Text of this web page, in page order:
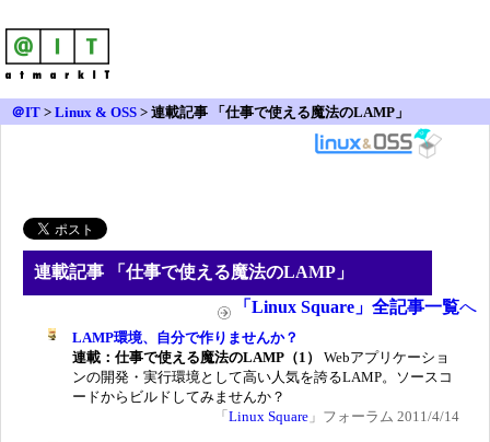
＠IT > Linux & OSS > 連載記事 「仕事で使える魔法のLAMP」
連載記事 「 仕事で使える魔法のLAMP 」
「Linux Square」全記事一覧へ
LAMP環境、自分で作りませんか？
連載：仕事で使える魔法のLAMP（1）
Webアプリケーショ
ンの開発・実行環境として高い人気を誇るLAMP。ソースコ
ードからビルドしてみませんか？
「 Linux Square 」フォーラム 2011/4/14